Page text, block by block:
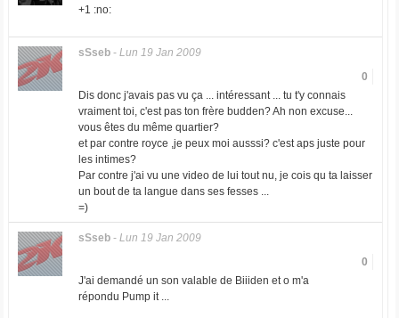
+1 :no:
sSseb- Lun 19 Jan 2009
0
Dis donc j'avais pas vu ça ... intéressant ... tu t'y connais
vraiment toi, c'est pas ton frère budden? Ah non excuse...
vous êtes du même quartier?
et par contre royce ,je peux moi ausssi? c'est aps juste pour
les intimes?
Par contre j'ai vu une video de lui tout nu, je cois qu ta laisser
un bout de ta langue dans ses fesses ...
=)
sSseb- Lun 19 Jan 2009
0
J'ai demandé un son valable de Biiiden et o m'a
répondu Pump it ...